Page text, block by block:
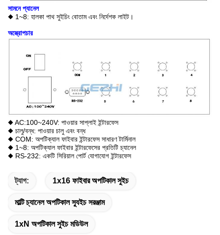
সামনে প্যানেল
◆ 1~8: হালকা পাথ সুইচিং বোতাম এবং নির্দেশক লাইট।
অস্ত্রোপচার
◆ AC:100~240V: পাওয়ার সাপ্লাই ইন্টারফেস
◆ চালু/বন্ধ: পাওয়ার চালু এবং বন্ধ
◆ COM: অপটিক্যাল ফাইবার ইন্টারফেস সাধারণ টার্মিনাল
◆ 1~8: অপটিক্যাল ফাইবার ইন্টারফেসের প্রতিটি চ্যানেল
◆ RS-232: একটি সিরিয়াল পোর্ট যোগাযোগ ইন্টারফেস
ট্যাগ: 1x16 ফাইবার অপটিকাল সুইচ
মাল্টি চ্যানেল অপটিকাল স্যুইচ সরঞ্জাম
1xN অপটিকাল সুইচ মডিউল